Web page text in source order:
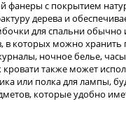
фанеры с покрытием
дерева и
для спальни обычно
которых можно хранить
ночное белье,
также может
или полка для лампы,
которые удобно